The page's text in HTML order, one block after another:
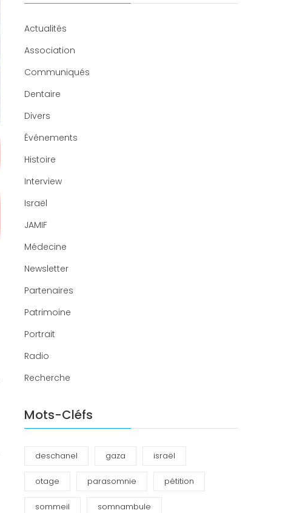
Actualités
Association
Communiqués
Dentaire
Divers
Événements
Histoire
Interview
Israël
JAMIF
Médecine
Newsletter
Partenaires
Patrimoine
Portrait
Radio
Recherche
Mots-Cléfs
deschanel gaza israël
otage parasomnie pétition
sommeil somnambule